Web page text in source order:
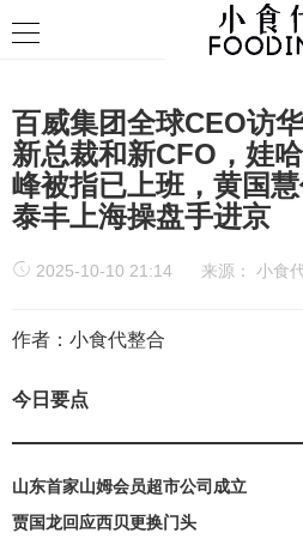
百威集团全球CEO访
新总裁和新CFO，娃
峰被指已上班，黄国
泰丰上海操盘手进京
2025-10-10 21:14 来源： 小食
作者：小食代整合
今日要点
山东首家山姆会员超市公司成立
贾国龙回应西贝更换门头